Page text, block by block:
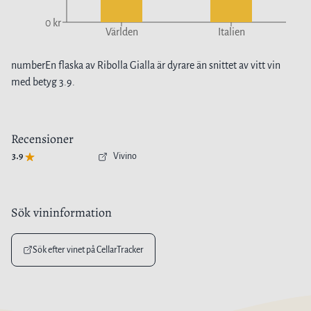
0 kr
Världen
Italien
numberEn flaska av Ribolla Gialla ärdyrareän snittet avvitt vin
med betyg3.9
Recensioner
3.9 Vivino
Sök vininformation
Sök efter vinet på CellarTracker